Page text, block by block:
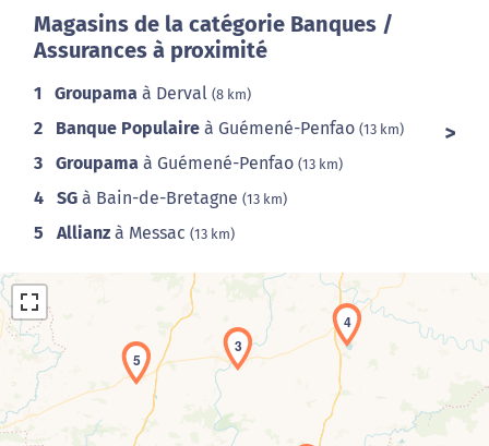
Magasins de la catégorie Banques /
Assurances à proximité
1 Groupama à Derval (8 km)
2 Banque Populaire à Guémené-Penfao (13 km)
3 Groupama à Guémené-Penfao (13 km)
4 SG à Bain-de-Bretagne (13 km)
5 Allianz à Messac (13 km)
3
4
5